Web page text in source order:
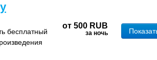
бесплатный
от 500 RUB
за ночь